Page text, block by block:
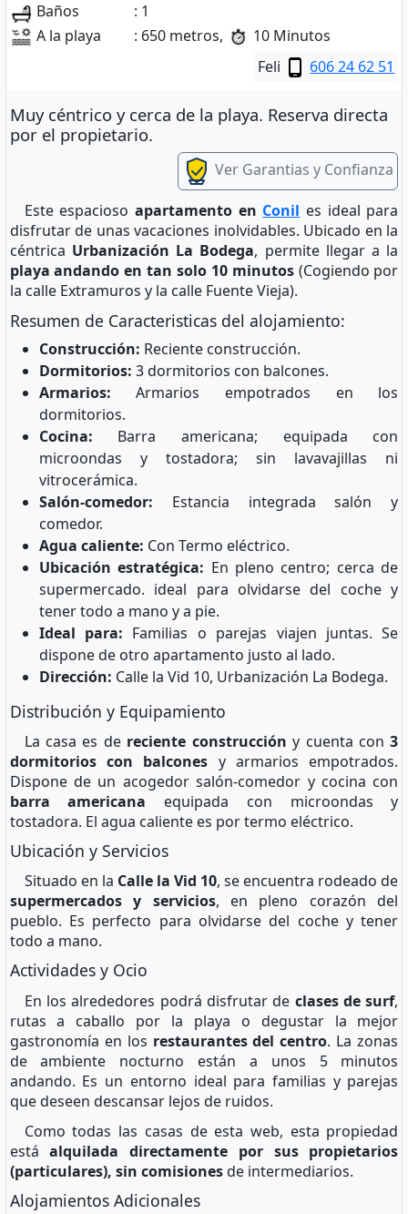
Baños
: 1
A la playa
: 650 metros,
10 Minutos
Feli
606 24 62 51
Muy céntrico y cerca de la playa. Reserva directa
por el propietario.
Ver Garantias y Confianza
Este espacioso apartamento en Conil es ideal para
disfrutar de unas vacaciones inolvidables. Ubicado en la
céntrica Urbanización La Bodega, permite llegar a la
playa andando en tan solo 10 minutos(Cogiendo por
la calle Extramuros y la calle Fuente Vieja).
Resumen de Caracteristicas del alojamiento:
Construcción: Reciente construcción.
Dormitorios: 3 dormitorios con balcones.
Armarios:Armarios empotrados en los
dormitorios.
Cocina: Barra americana; equipada con
microondas y tostadora; sin lavavajillas ni
vitrocerámica.
Salón-comedor: Estancia integrada salón y
comedor.
Agua caliente: Con Termo eléctrico.
Ubicación estratégica: En pleno centro; cerca de
supermercado. ideal para olvidarse del coche y
tener todo a mano y a pie.
Ideal para: Familias o parejas viajen juntas. Se
dispone de otro apartamento justo al lado.
Dirección: Calle la Vid 10, Urbanización La Bodega.
Distribución y Equipamiento
La casa es de reciente construcción y cuenta con3
dormitorios con balcones y armarios empotrados.
Dispone de un acogedor salón-comedor y cocina con
barra americana equipada con microondas y
tostadora. El agua caliente es por termo eléctrico.
Ubicación y Servicios
Situado en la Calle la Vid 10, se encuentra rodeado de
supermercados y servicios, en pleno corazón del
pueblo. Es perfecto para olvidarse del coche y tener
todo a mano.
Actividades y Ocio
En los alrededores podrá disfrutar de clases de surf,
rutas a caballo por la playa o degustar la mejor
gastronomía en los restaurantes del centro. La zonas
de ambiente nocturno están a unos 5 minutos
andando. Es un entorno ideal para familias y parejas
que deseen descansar lejos de ruidos.
Como todas las casas de esta web, esta propiedad
estáalquilada directamente por sus propietarios
(particulares), sin comisionesde intermediarios.
Alojamientos Adicionales